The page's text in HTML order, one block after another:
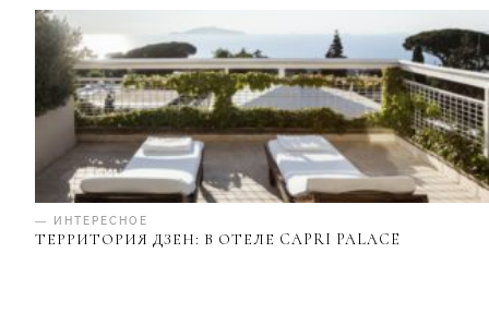
— ИНТЕРЕСНОЕ
ТЕРРИТОРИЯ ДЗЕН: В ОТЕЛЕ CAPRI PALACE